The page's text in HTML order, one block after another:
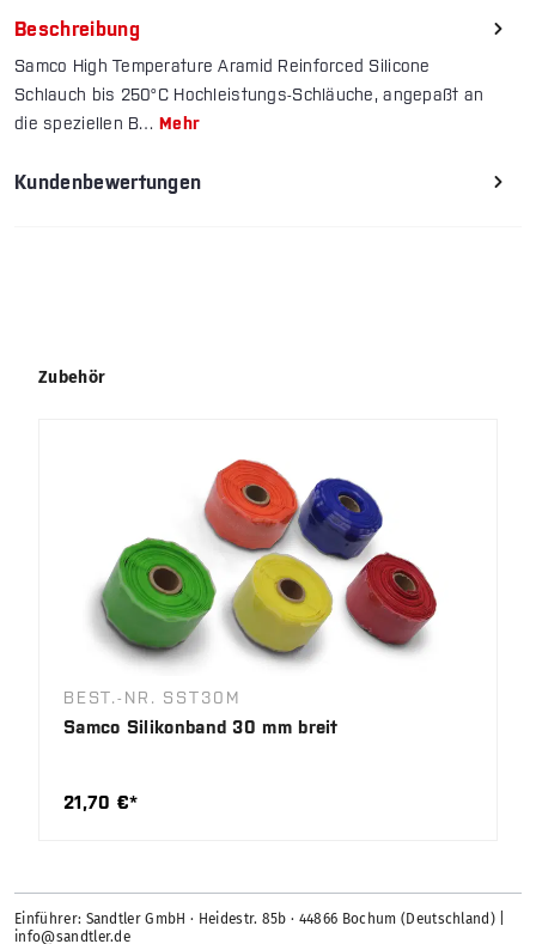
Beschreibung
Samco High Temperature Aramid Reinforced Silicone
Schlauch bis 250°C Hochleistungs-Schläuche, ange­­paßt an
die speziellen B…Mehr
Kundenbewertungen
Produktgalerie überspringen
Zubehör
BEST.-NR. SST30M
Samco Silikonband 30 mm breit
21,70 €*
Einführer: Sandtler GmbH · Heidestr. 85b · 44866 Bochum (Deutschland) |
info@sandtler.de